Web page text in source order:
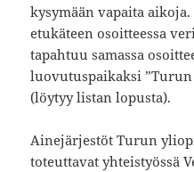
kysymään vapaita
etukäteen osoitteessa
tapahtuu samassa
luovutuspaikaksi
(löytyy listan lopusta).
Ainejärjestöt Turun
toteuttavat yhteistyössä